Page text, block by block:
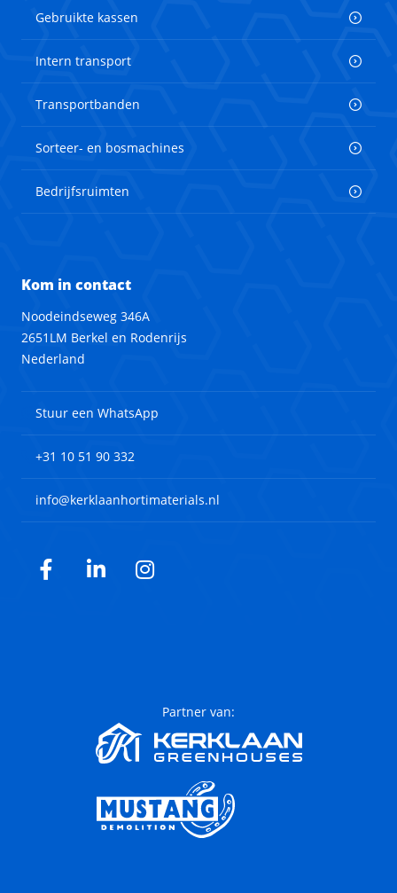
Gebruikte kassen
Intern transport
Transportbanden
Sorteer- en bosmachines
Bedrijfsruimten
Kom in contact
Noodeindseweg 346A
2651LM Berkel en Rodenrijs
Nederland
Stuur een WhatsApp
+31 10 51 90 332
info@kerklaanhortimaterials.nl
Facebook
LinkedInInstagram
Partner van: